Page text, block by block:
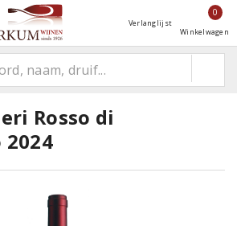
Verlanglijst
0
Winkelwagen
Rosso di